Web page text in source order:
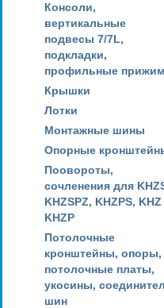
Консоли,
вертикальные
подвесы 7/7L,
подкладки,
профильные
Крышки
Лотки
Монтажные шины
Опорные
Поовороты,
сочленения для
KHZSPZ, KHZPS, KHZ
KHZP
Потолочные
кронштейны, опоры,
потолочные платы,
укосины,
шин